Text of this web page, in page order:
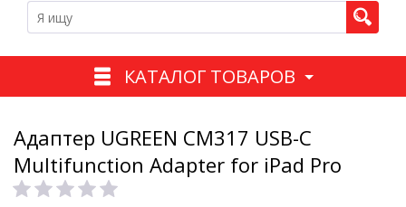
КАТАЛОГ ТОВАРОВ
Адаптер UGREEN CM317 USB-C
Multifunction Adapter for iPad Pro